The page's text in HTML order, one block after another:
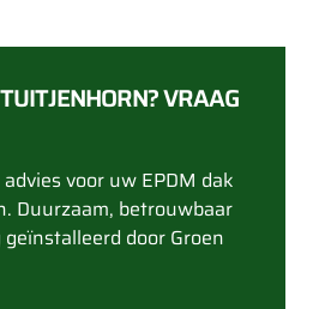
VRAAG
voor uw EPDM dak
Duurzaam, betrouwbaar
door Groen